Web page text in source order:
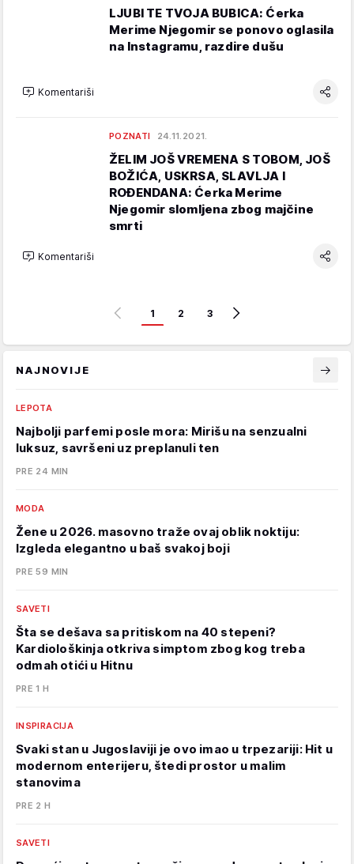
LJUBI TE TVOJA BUBICA: Ćerka
Merime Njegomir se ponovo oglasila
na Instagramu, razdire dušu
Komentariši
POZNATI 24.11.2021.
ŽELIM JOŠ VREMENA S TOBOM, JOŠ
BOŽIĆA, USKRSA, SLAVLJA I
ROĐENDANA: Ćerka Merime
Njegomir slomljena zbog majčine
smrti
Komentariši
1 2 3
NAJNOVIJE
LEPOTA
Najbolji parfemi posle mora: Mirišu na senzualni
luksuz, savršeni uz preplanuli ten
PRE 24 MIN
MODA
Žene u 2026. masovno traže ovaj oblik noktiju:
Izgleda elegantno u baš svakoj boji
PRE 59 MIN
SAVETI
Šta se dešava sa pritiskom na 40 stepeni?
Kardiološkinja otkriva simptom zbog kog treba
odmah otići u Hitnu
PRE 1 H
INSPIRACIJA
Svaki stan u Jugoslaviji je ovo imao u trpezariji: Hit u
modernom enterijeru, štedi prostor u malim
stanovima
PRE 2 H
SAVETI